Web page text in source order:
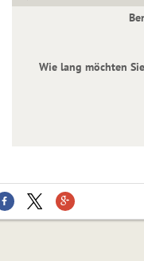
Wie lang möchten